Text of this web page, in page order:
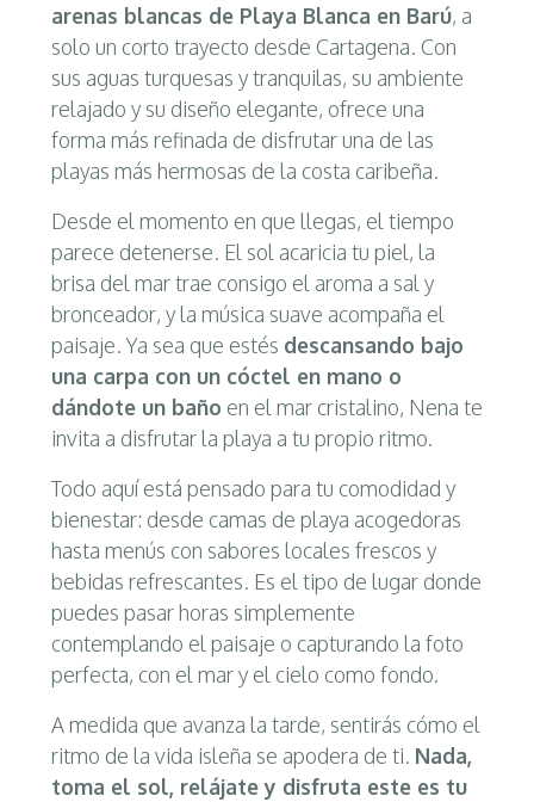
arenas blancas de Playa Blanca en Barú, a
solo un corto trayecto desde Cartagena. Con
sus aguas turquesas y tranquilas, su ambiente
relajado y su diseño elegante, ofrece una
forma más refinada de disfrutar una de las
playas más hermosas de la costa caribeña.
Desde el momento en que llegas, el tiempo
parece detenerse. El sol acaricia tu piel, la
brisa del mar trae consigo el aroma a sal y
bronceador, y la música suave acompaña el
paisaje. Ya sea que estés descansando bajo
una carpa con un cóctel en mano o
dándote un baño en el mar cristalino, Nena te
invita a disfrutar la playa a tu propio ritmo.
Todo aquí está pensado para tu comodidad y
bienestar: desde camas de playa acogedoras
hasta menús con sabores locales frescos y
bebidas refrescantes. Es el tipo de lugar donde
puedes pasar horas simplemente
contemplando el paisaje o capturando la foto
perfecta, con el mar y el cielo como fondo.
A medida que avanza la tarde, sentirás cómo el
ritmo de la vida isleña se apodera de ti. Nada,
toma el sol, relájate y disfruta este es tu